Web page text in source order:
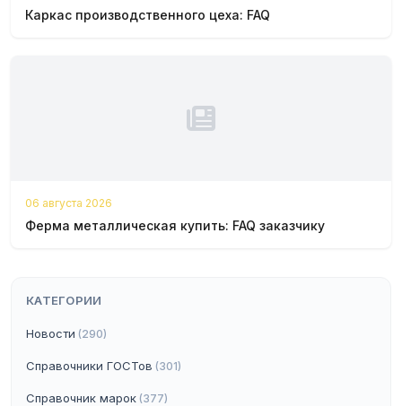
Каркас производственного цеха: FAQ
06 августа 2026
Ферма металлическая купить: FAQ заказчику
КАТЕГОРИИ
Новости (290)
Справочники ГОСТов (301)
Справочник марок (377)